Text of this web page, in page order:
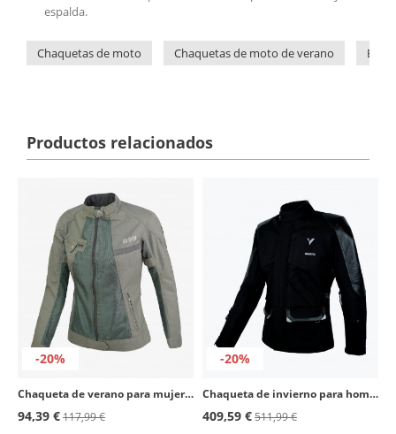
espalda.
Chaquetas de moto Chaquetas de moto de verano By
Productos relacionados
-20%
Chaqueta de verano para mujer By City Summer Route verde
94,39 €117,99 €
-20%
Chaqueta de invierno para hombre By City Emirates Man negro
409,59 €511,99 €